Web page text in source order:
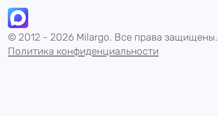
© 2012 - 2026 Milargo. Все права защищены.
Политика конфиденциальности